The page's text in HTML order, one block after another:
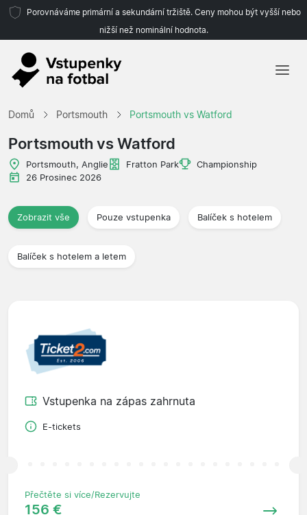
Porovnáváme primární a sekundární tržiště. Ceny mohou být vyšší nebo
nižší než nominální hodnota.
Domů Portsmouth Portsmouth vs Watford
Portsmouth vs Watford
Portsmouth, Anglie Fratton Park
Championship
26 Prosinec 2026
Zobrazit vše Pouze vstupenka Balíček s hotelem
Balíček s hotelem a letem
Vstupenka na zápas zahrnuta
E-tickets
Přečtěte si více/Rezervujte
156 €